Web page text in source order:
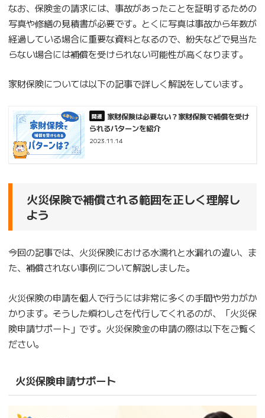
なお、保険金の請求には、事故があったことを証明するための
写真や修繕の見積書が必要です。とくに写真は事故から年数が
経過している場合に重要な資料となるので、紛失などで見当た
らない場合には補償を受けられない可能性が高くなります。
家財保険については以下の記事で詳しく解説をしています。
家財保険は必要ない？家財保険で補償を受け
られるパターンを紹介
2023.11.14
火災保険で補償される範囲を正しく理解し
よう
今回の記事では、火災保険における水濡れと水漏れの違い、ま
た、補償されない事例について解説しました。
火災保険の申請を個人で行うには非常に多くの手間や労力がか
かります。そうした煩わしさを代行してくれるのが、「火災保
険申請サポート」です。火災保険金の申請の際は以下をご覧く
ださい。
火災保険申請サポート